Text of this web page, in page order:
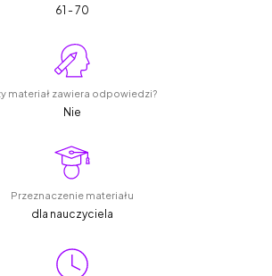
61 - 70
materiał zawiera odpowiedzi?
Nie
Przeznaczenie materiału
dla nauczyciela